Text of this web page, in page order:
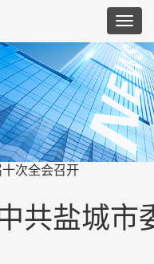
次全会召开
共盐城市